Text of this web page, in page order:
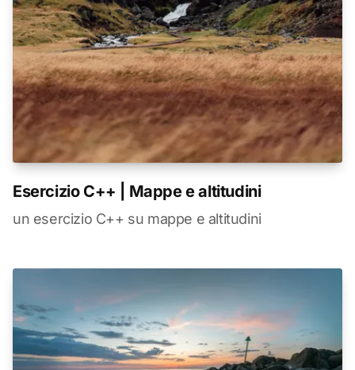
Esercizio C++ | Mappe e altitudini
un esercizio C++ su mappe e altitudini